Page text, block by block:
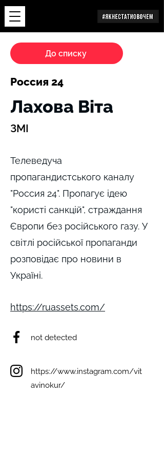
До списку
Россия 24
ЗМІ
Лахова Віта
Телеведуча
пропагандистського каналу
"Россия 24". Пропагує ідею
"користі санкцій", страждання
Європи без російського газу. У
світлі російської пропаганди
розповідає про новини в
Україні.
https://ruassets.com/
not detected
https://www.instagram.com/vit
avinokur/